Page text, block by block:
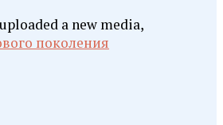
uploaded a new media,
поколения